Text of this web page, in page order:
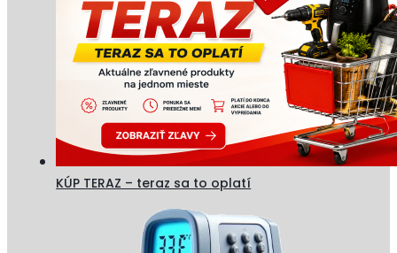
KÚP TERAZ – teraz sa to oplatí